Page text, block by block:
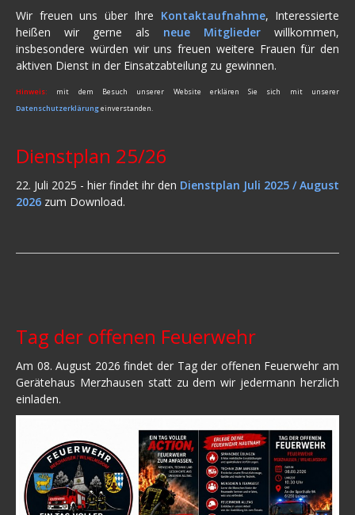
Wir freuen uns über Ihre Kontaktaufnahme, Interessierte
heißen wir gerne als neue Mitglieder willkommen,
insbesondere würden wir uns freuen weitere Frauen für den
aktiven Dienst in der Einsatzabteilung zu gewinnen.
Hinweis: mit dem Besuch unserer Website erklären Sie sich mit unserer
Datenschutzerklärungeinverstanden.
Dienstplan 25/26
22. Juli 2025 - hier findet ihr den Dienstplan Juli 2025 / August
2026 zum Download.
Tag der offenen Feuerwehr
Am 08. August 2026 findet der Tag der offenen Feuerwehr am
Gerätehaus Merzhausen statt zu dem wir jedermann herzlich
einladen.